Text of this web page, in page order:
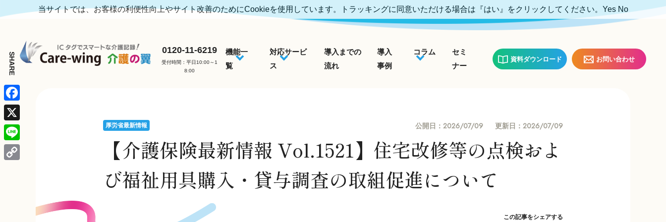
0120-11-6219
受付時間：平日10:00～1
8:00
機能一
覧
対応サービ
ス
導入までの
流れ
導入
事例
コラム
セミ
ナー
資料ダウンロード お問い合わせ
厚労省最新情報 公開日： 2026/07/09 更新日： 2026/07/09
【介護保険最新情報 Vol.1521】住宅改修等の点検およ
び福祉用具購入・貸与調査の取組促進について
この記事をシェアする
F
a
c
e
X
L
当サイトでは、お客様の利便性向上やサイト改善のためにCookieを使用しています。トラッキングに同意いただける場合は『はい』をクリックしてください。 Yes No